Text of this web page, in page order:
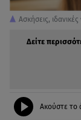
Ασκήσεις,
Δείτε
Ακούστε το